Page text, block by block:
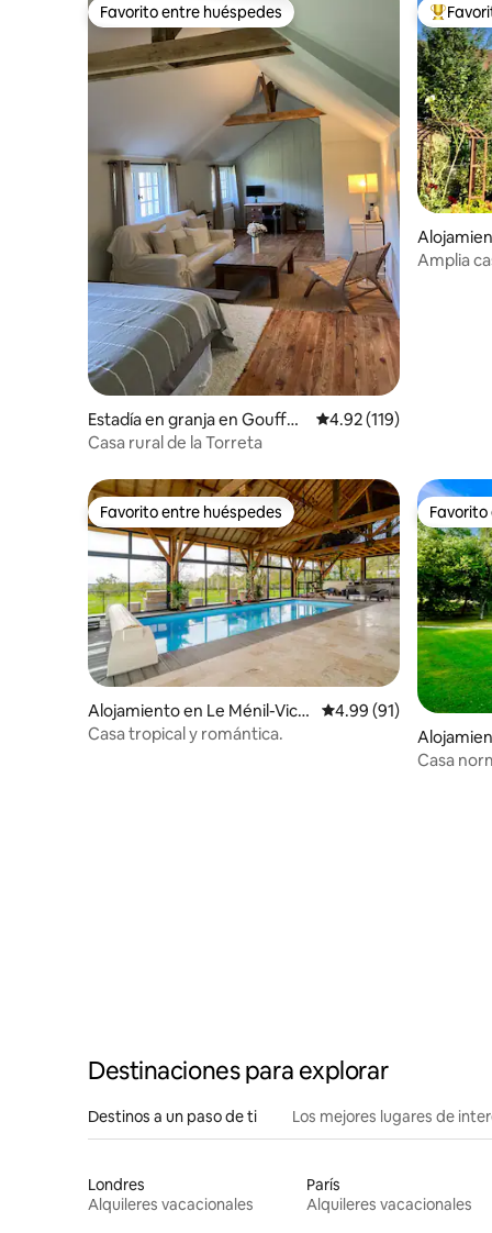
Favorito entre huéspedes
Favorito entre huéspedes
Estadía en granja en Gouffer
n en Auge
Calificación promedio:
4.92 (119)
Casa rural de la Torreta
Amplia
Favorito entre huéspedes
Favorito entre huéspedes
Alojamiento en Le Ménil-Vico
mte
Calificación
4.99 (91)
Casa tropical y romántica.
Casa
Destinaciones para explorar
Destinos a un paso de ti Los mejores lugares de
Londres
Alquileres vacacionales
París
Alquileres vacacionales